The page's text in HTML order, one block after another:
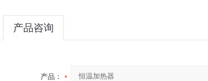
产品咨询
产品：